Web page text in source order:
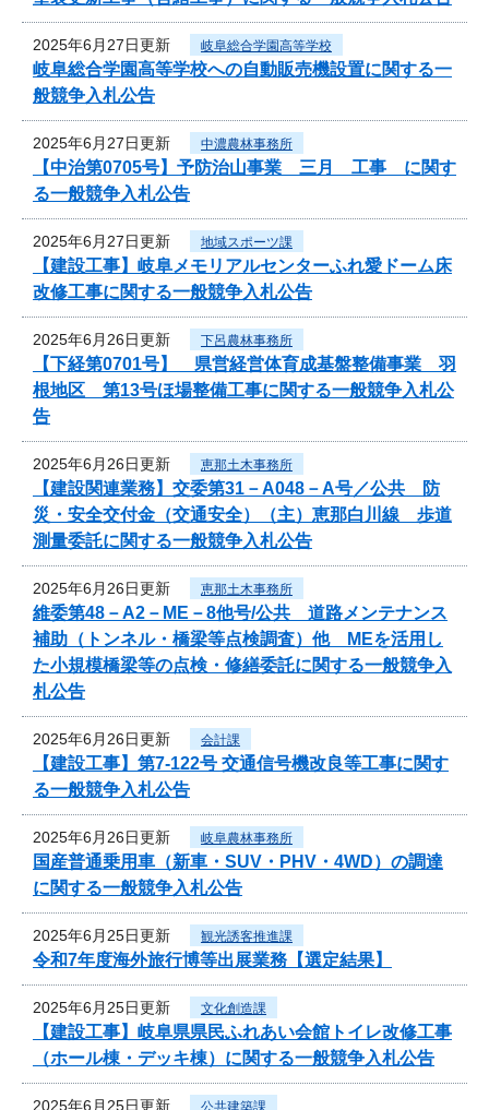
2025年6月27日更新 岐阜総合学園高等学校
岐阜総合学園高等学校への自動販売機設置に関する一
般競争入札公告
2025年6月27日更新 中濃農林事務所
【中治第0705号】予防治山事業 三月 工事 に関す
る一般競争入札公告
2025年6月27日更新 地域スポーツ課
【建設工事】岐阜メモリアルセンターふれ愛ドーム床
改修工事に関する一般競争入札公告
2025年6月26日更新 下呂農林事務所
【下経第0701号】 県営経営体育成基盤整備事業 羽
根地区 第13号ほ場整備工事に関する一般競争入札公
告
2025年6月26日更新 恵那土木事務所
【建設関連業務】交委第31－A048－A号／公共 防
災・安全交付金（交通安全）（主）恵那白川線 歩道
測量委託に関する一般競争入札公告
2025年6月26日更新 恵那土木事務所
維委第48－A2－ME－8他号/公共 道路メンテナンス
補助（トンネル・橋梁等点検調査）他 MEを活用し
た小規模橋梁等の点検・修繕委託に関する一般競争入
札公告
2025年6月26日更新 会計課
【建設工事】第7-122号 交通信号機改良等工事に関す
る一般競争入札公告
2025年6月26日更新 岐阜農林事務所
国産普通乗用車（新車・SUV・PHV・4WD）の調達
に関する一般競争入札公告
2025年6月25日更新 観光誘客推進課
令和7年度海外旅行博等出展業務【選定結果】
2025年6月25日更新 文化創造課
【建設工事】岐阜県県民ふれあい会館トイレ改修工事
（ホール棟・デッキ棟）に関する一般競争入札公告
2025年6月25日更新 公共建築課